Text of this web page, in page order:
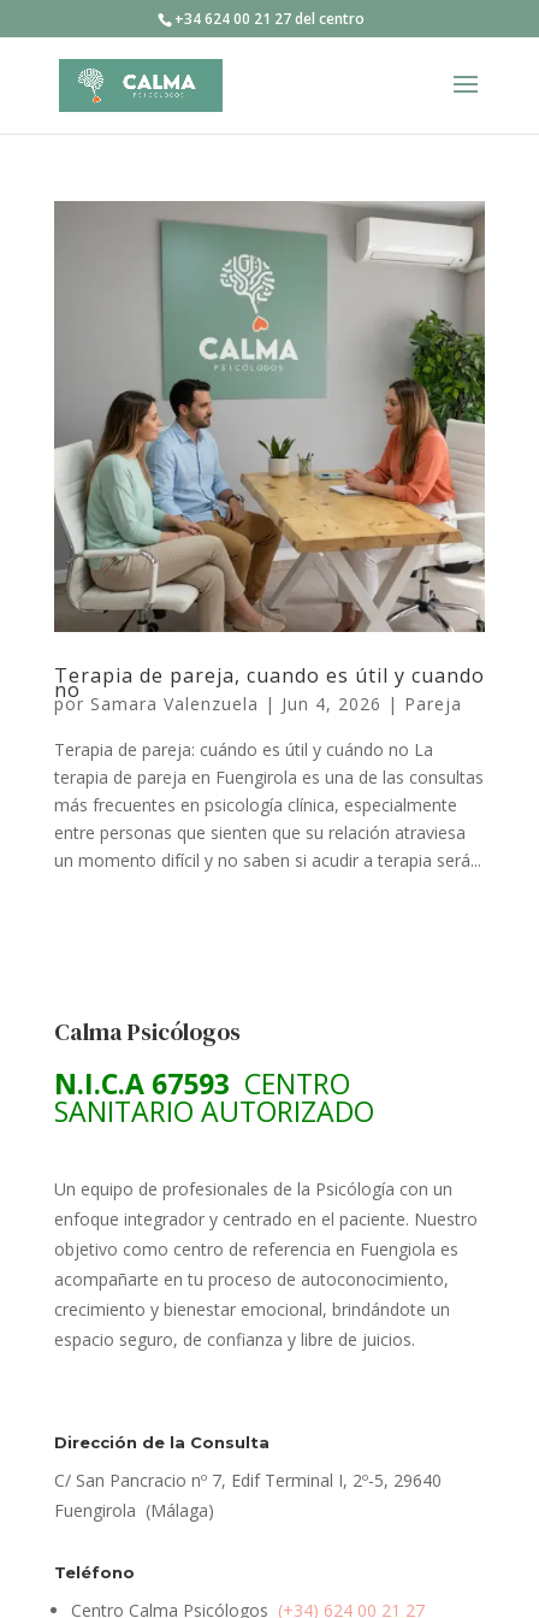
+34 624 00 21 27 del centro
Terapia de pareja, cuando es útil y cuando
no
por Samara Valenzuela | Jun 4, 2026 | Pareja
Terapia de pareja: cuándo es útil y cuándo no La
terapia de pareja en Fuengirola es una de las consultas
más frecuentes en psicología clínica, especialmente
entre personas que sienten que su relación atraviesa
un momento difícil y no saben si acudir a terapia será...
Calma Psicólogos
N.I.C.A 67593 CENTRO
SANITARIO AUTORIZADO
Un equipo de profesionales de la Psicólogía con un
enfoque integrador y centrado en el paciente. Nuestro
objetivo como centro de referencia en Fuengiola es
acompañarte en tu proceso de autoconocimiento,
crecimiento y bienestar emocional, brindándote un
espacio seguro, de confianza y libre de juicios.
Dirección de la Consulta
C/ San Pancracio nº 7, Edif Terminal I, 2º-5, 29640
Fuengirola (Málaga)
Teléfono
Centro Calma Psicólogos (+34) 624 00 21 27